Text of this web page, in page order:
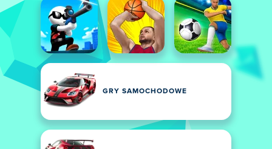
GRY SAMOCHODOWE